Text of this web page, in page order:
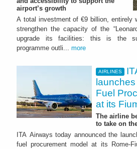
airport’s growth
A total investment of €9 billion, entirely
strengthen the capacity of the
upgrade its facilities: this is the
programme outli... more
AIRLINES
Fuel
at its
The airline
to take on
ITA Airways today announced the
fuel procurement model at its Rome-